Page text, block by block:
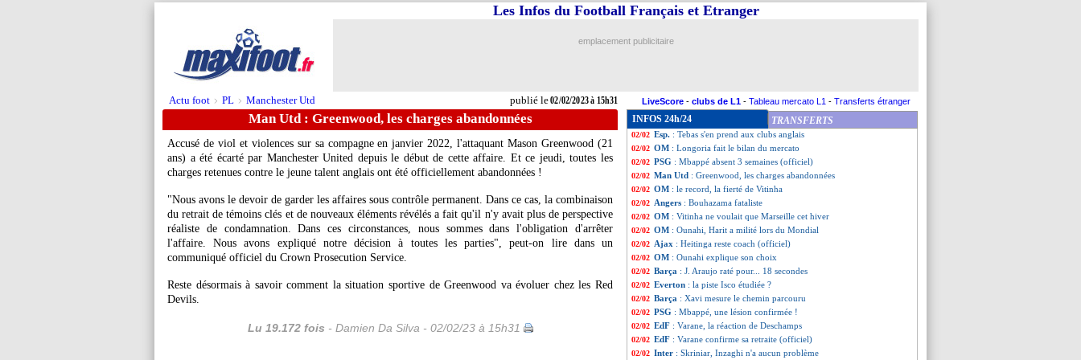
Actu foot > PL > Manchester Utd publié le02/02/2023 à 15h31
Les Infos du Football Français et Etranger
emplacement publicitaire
LiveScore - clubs de L1 - Tableau mercato L1 - Transferts étranger
Man Utd : Greenwood, les charges abandonnées
Accusé de viol et violences sur sa compagne en janvier 2022, l'attaquant Mason Greenwood (21
ans) a été écarté par Manchester United depuis le début de cette affaire. Et ce jeudi, toutes les
charges retenues contre le jeune talent anglais ont été officiellement abandonnées !
"Nous avons le devoir de garder les affaires sous contrôle permanent. Dans ce cas, la combinaison
du retrait de témoins clés et de nouveaux éléments révélés a fait qu'il n'y avait plus de perspective
réaliste de condamnation. Dans ces circonstances, nous sommes dans l'obligation d'arrêter
l'affaire. Nous avons expliqué notre décision à toutes les parties", peut-on lire dans un
communiqué officiel du Crown Prosecution Service.
Reste désormais à savoir comment la situation sportive de Greenwood va évoluer chez les Red
Devils.
Lu 19.172 fois - Damien Da Silva - 02/02/23 à 15h31
INFOS 24h/24 TRANSFERTS
02/02 Lorient : Le Bris tente de rassurer
02/02 Man Utd
02/02 Nice: comment Digard a piégé Lens
02/02 PSG: Riolo tacle la gestion de Mbappé
02/02 Esp. : Tebas s'en prend aux clubs anglais
02/02 OM : Longoria fait le bilan du mercato
02/02 PSG : Mbappé absent 3 semaines (officiel)
02/02 Man Utd : Greenwood, les charges abandonnées
02/02 OM : le record, la fierté de Vitinha
02/02 Angers : Bouhazama fataliste
02/02 OM : Vitinha ne voulait que Marseille cet hiver
02/02 OM : Ounahi, Harit a milité lors du Mondial
02/02 Ajax : Heitinga reste coach (officiel)
02/02 OM : Ounahi explique son choix
02/02 Barça : J. Araujo raté pour... 18 secondes
02/02 Everton : la piste Isco étudiée ?
02/02 Barça : Xavi mesure le chemin parcouru
02/02 PSG : Mbappé, une lésion confirmée !
02/02 EdF : Varane, la réaction de Deschamps
02/02 EdF : Varane confirme sa retraite (officiel)
02/02 Inter : Skriniar, Inzaghi n'a aucun problème